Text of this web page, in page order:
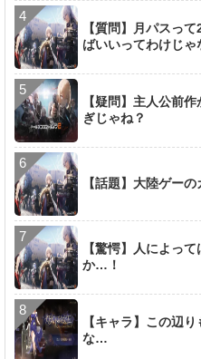
【質問】月パスっ
ばいいってわけじゃ
【疑問】主人公前
ぎじゃね？
【話題】大陸ゲー
【驚愕】人によっ
か…！
【キャラ】この辺
な…